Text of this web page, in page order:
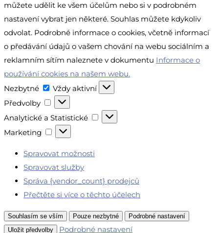
můžete udělit ke všem účelům nebo si v podrobném
nastavení vybrat jen některé. Souhlas můžete kdykoliv
odvolat. Podrobné informace o cookies, včetně informací
o předávání údajů o vašem chování na webu sociálním a
reklamním sítím naleznete v dokumentu Informace o
používání cookies na našem webu.
Nezbytné
Nezbytné
Vždy aktivní
Předvolby
Předvolby
Analytické a Statistické
Analytické
Marketing Marketing
Spravovat možnosti
Spravovat služby
Správa {vendor_count} prodejců
Přečtěte si více o těchto účelech
Souhlasím se vším Pouze nezbytné
Podrobné nastavení
Uložit předvolby
Podrobné nastavení